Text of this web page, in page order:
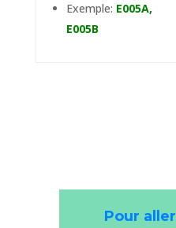
Exemple: E005A,
E005B
Pour